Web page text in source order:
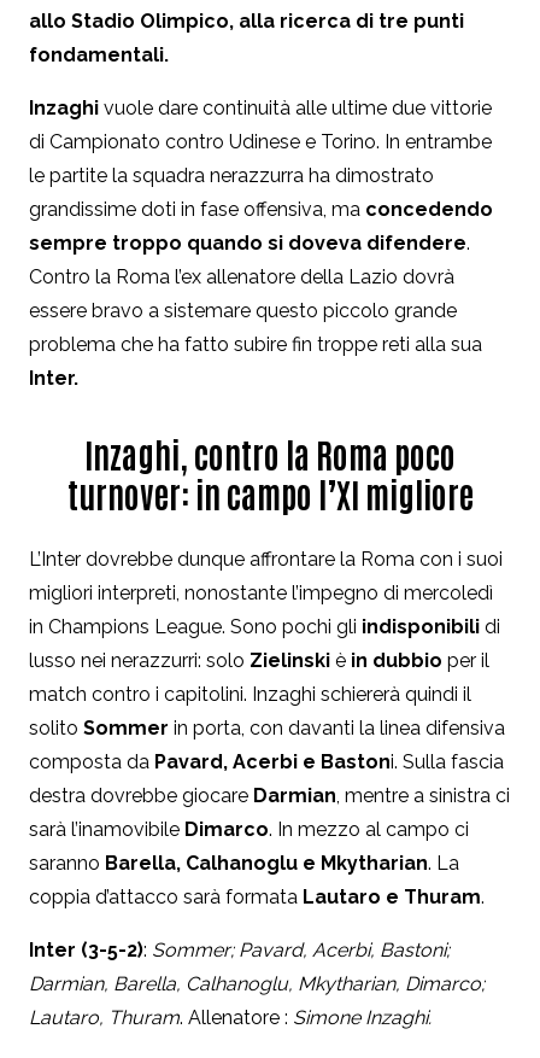
allo Stadio Olimpico, alla ricerca di tre punti
fondamentali.
Inzaghi vuole dare continuità alle ultime due vittorie
di Campionato contro Udinese e Torino. In entrambe
le partite la squadra nerazzurra ha dimostrato
grandissime doti in fase offensiva, ma concedendo
sempre troppo quando si doveva difendere.
Contro la Roma l’ex allenatore della Lazio dovrà
essere bravo a sistemare questo piccolo grande
problema che ha fatto subire fin troppe reti alla sua
Inter.
Inzaghi, contro la Roma poco
turnover: in campo l’XI migliore
L’Inter dovrebbe dunque affrontare la Roma con i suoi
migliori interpreti, nonostante l’impegno di mercoledì
in Champions League. Sono pochi gli indisponibili di
lusso nei nerazzurri: solo Zielinski è in dubbio per il
match contro i capitolini. Inzaghi schiererà quindi il
solito Sommer in porta, con davanti la linea difensiva
composta da Pavard, Acerbi e Bastoni. Sulla fascia
destra dovrebbe giocare Darmian, mentre a sinistra ci
sarà l’inamovibile Dimarco. In mezzo al campo ci
saranno Barella, Calhanoglu e Mkytharian. La
coppia d’attacco sarà formata Lautaro e Thuram.
Inter (3-5-2): Sommer; Pavard, Acerbi, Bastoni;
Darmian, Barella, Calhanoglu, Mkytharian, Dimarco;
Lautaro, Thuram. Allenatore : Simone Inzaghi.